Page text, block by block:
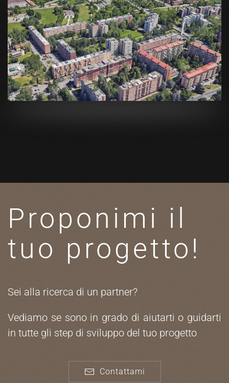
Proponimi il
tuo progetto!
Sei alla ricerca di un partner?
Vediamo se sono in grado di aiutarti o guidarti
in tutte gli step di sviluppo del tuo progetto
Contattami